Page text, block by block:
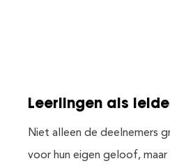
Leerlingen als
Niet alleen de deelnemers
voor hun eigen geloof,